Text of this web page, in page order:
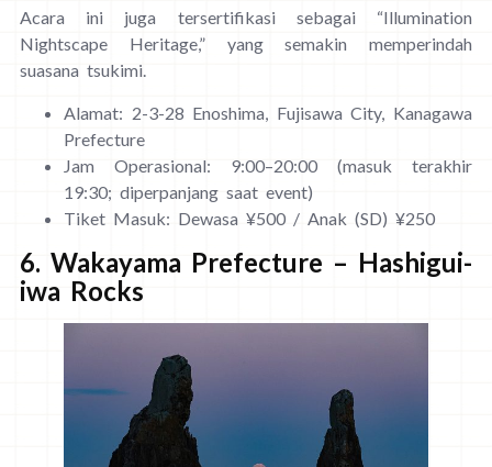
Acara ini juga tersertifikasi sebagai “Illumination
Nightscape Heritage,” yang semakin memperindah
suasana tsukimi.
Alamat: 2-3-28 Enoshima, Fujisawa City, Kanagawa
Prefecture
Jam Operasional: 9:00–20:00 (masuk terakhir
19:30; diperpanjang saat event)
Tiket Masuk: Dewasa ¥500 / Anak (SD) ¥250
6. Wakayama Prefecture – Hashigui-
iwa Rocks